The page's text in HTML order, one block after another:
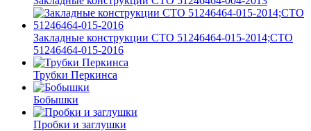
Закладные конструкции СТО 51246464-015-2014;СТО
51246464-015-2016
Трубки Перкинса
Бобышки
Пробки и заглушки